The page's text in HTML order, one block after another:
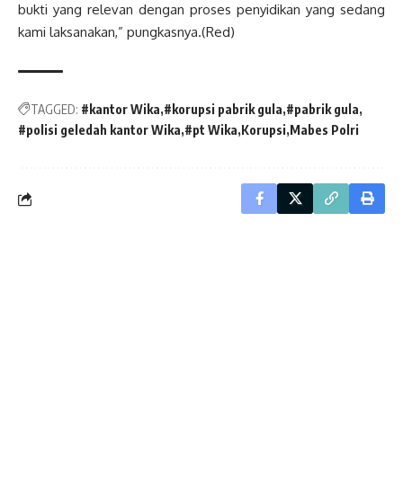
bukti yang relevan dengan proses penyidikan yang sedang
kami laksanakan,” pungkasnya.(Red)
TAGGED: #kantor Wika #korupsi pabrik gula #pabrik gula
#polisi geledah kantor Wika #pt Wika Korupsi Mabes Polri